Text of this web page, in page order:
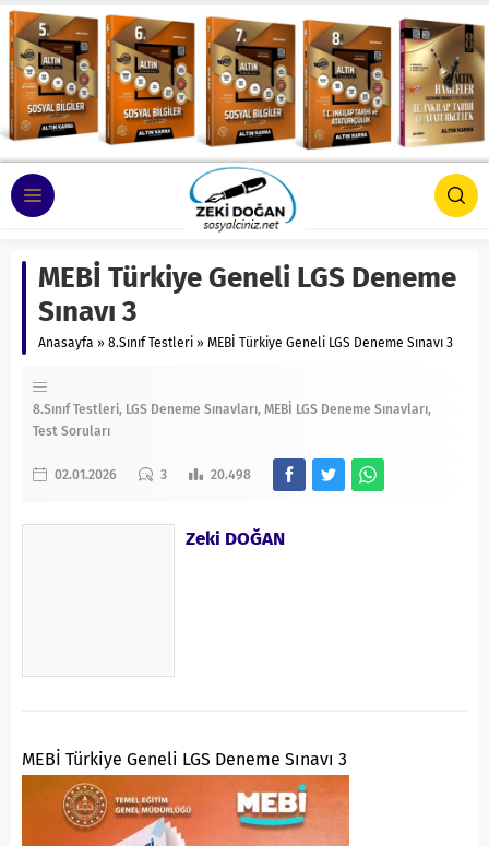
MEBİ Türkiye Geneli LGS Deneme
Sınavı 3
Anasayfa » 8.Sınıf Testleri » MEBİ Türkiye Geneli LGS Deneme Sınavı 3
8.Sınıf Testleri LGS Deneme Sınavları MEBİ LGS Deneme Sınavları
Test Soruları
02.01.2026 3 20.498
Zeki DOĞAN
MEBİ Türkiye Geneli LGS Deneme Sınavı 3